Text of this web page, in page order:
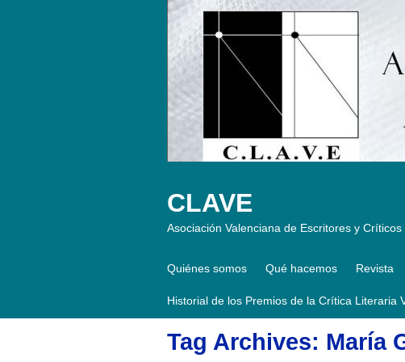
CLAVE
Asociación Valenciana de Escritores y
Quiénes somos Qué hacemos Revista
Historial de los Premios de la Crítica Literaria
Tag Archives: María